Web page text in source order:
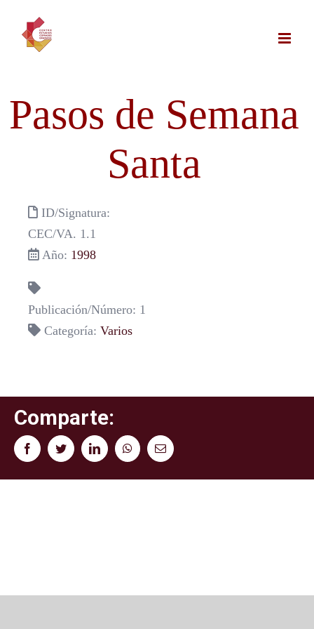
contenido
Pasos de Semana
Santa
ID/Signatura:
CEC/VA. 1.1
Año: 1998
Publicación/Número: 1
Categoría: Varios
Comparte:
FacebookTwitterLinkedInWhatsAppCorreo
electrónico